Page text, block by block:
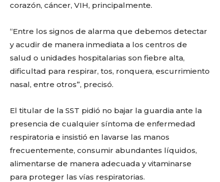
Facebook
Twitter
EmailWhatsApp
CopyGmailTelegram
Don't miss
out!
Sing up for our newsletter
corazón, cáncer, VIH, principalmente.
“Entre los signos de alarma que debemos detectar
y acudir de manera inmediata a los centros de
salud o unidades hospitalarias son fiebre alta,
dificultad para respirar, tos, ronquera, escurrimiento
nasal, entre otros”, precisó.
El titular de la SST pidió no bajar la guardia ante la
presencia de cualquier síntoma de enfermedad
respiratoria e insistió en lavarse las manos
frecuentemente, consumir abundantes líquidos,
alimentarse de manera adecuada y vitaminarse
para proteger las vías respiratorias.